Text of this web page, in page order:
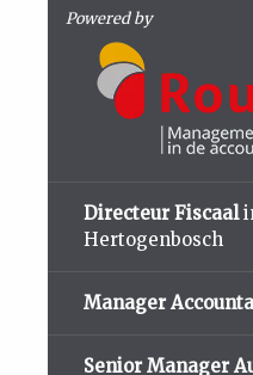
Powered by
Directeur Fiscaal
Hertogenbosch
Manager
Senior Manager